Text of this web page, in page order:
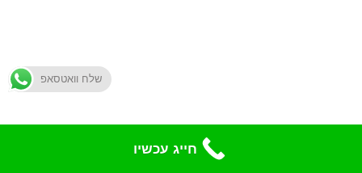
שלח וואטסאפ
חייג עכשיו